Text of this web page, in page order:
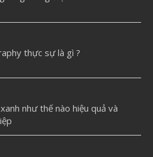
thực sự là gì ?
như thế nào hiệu quả và